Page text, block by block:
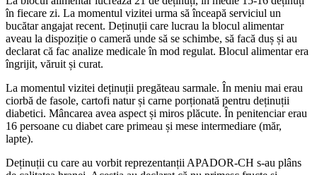
în fiecare zi. La momentul vizitei urma să înceapă serviciul un
bucătar angajat recent. Deținuții care lucrau la blocul alimentar
aveau la dispoziție o cameră unde să se schimbe, să facă duș și au
declarat că fac analize medicale în mod regulat. Blocul alimentar era
îngrijit, văruit și curat.
La momentul vizitei deținuții pregăteau sarmale. În meniu mai erau
ciorbă de fasole, cartofi natur și carne porționată pentru deținuții
diabetici. Mâncarea avea aspect și miros plăcute. În penitenciar erau
16 persoane cu diabet care primeau și mese intermediare (măr,
lapte).
Deținuții cu care au vorbit reprezentanții APADOR-CH s-au plâns